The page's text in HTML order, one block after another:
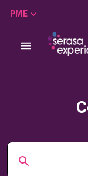
PME